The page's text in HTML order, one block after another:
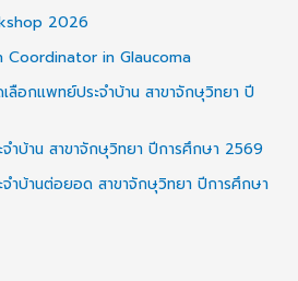
2026
Coordinator in Glaucoma
ลือกแพทย์ประจำบ้าน สาขาจักษุวิทยา ปี
ำบ้าน สาขาจักษุวิทยา ปีการศึกษา 2569
ำบ้านต่อยอด สาขาจักษุวิทยา ปีการศึกษา